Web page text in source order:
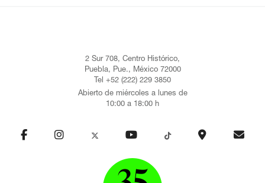
2 Sur 708, Centro Histórico,
Puebla, Pue., México 72000
Tel +52 (222) 229 3850
Abierto de miércoles a lunes de
10:00 a 18:00 h